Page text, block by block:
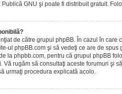
GNU şi poate fi distribuit gratuit.
de către grupul phpBB. În cazul în care
ul phpBB.com şi să vedeţi ce are de
la phpbb.com, pentru că grupul phpBB
rugăm să consultaţi aceste forumuri şi
urmaţi procedura explicată acolo.